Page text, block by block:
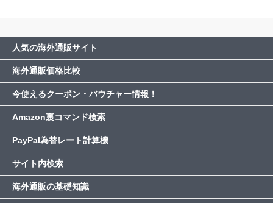
人気の海外通販サイト
海外通販価格比較
今使えるクーポン・バウチャー情報！
Amazon裏コマンド検索
PayPal為替レート計算機
サイト内検索
海外通販の基礎知識